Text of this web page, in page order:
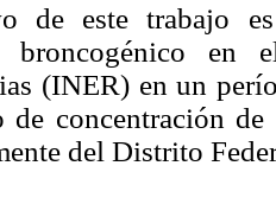
de este trabajo
broncogénico en
(INER) en un
de concentración
del Distrito